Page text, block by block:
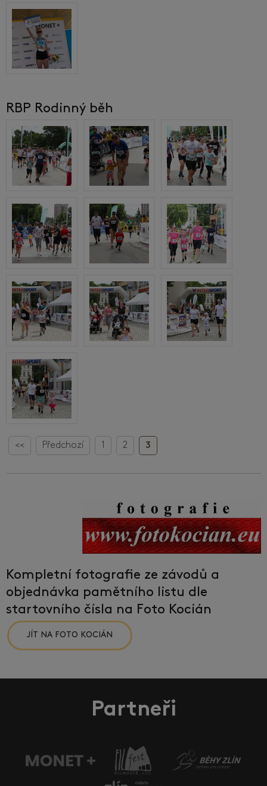
RBP Rodinný běh
<< Předchozí 1 2 3
Kompletní fotografie ze závodů a
objednávka pamětního listu dle
startovního čísla na Foto Kocián
JÍT NA FOTO KOCIÁN
Partneři